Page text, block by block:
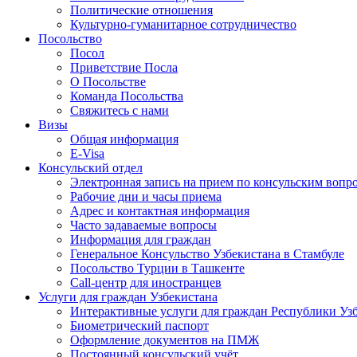
Политические отношения
Культурно-гуманитарное сотрудничество
Посольство
Посол
Приветствие Посла
О Посольстве
Команда Посольства
Свяжитесь с нами
Визы
Общая информация
E-Visa
Консульский отдел
Электронная запись на прием по консульским
Рабочие дни и часы приема
Адрес и контактная информация
Часто задаваемые вопросы
Информация для граждан
Генеральное Консульство Узбекистана в Стамбуле
Посольство Турции в Ташкенте
Call-центр для иностранцев
Услуги для граждан Узбекистана
Интерактивные услуги для граждан Республики
Биометрический паспорт
Оформление документов на ПМЖ
Постоянный консульский учёт